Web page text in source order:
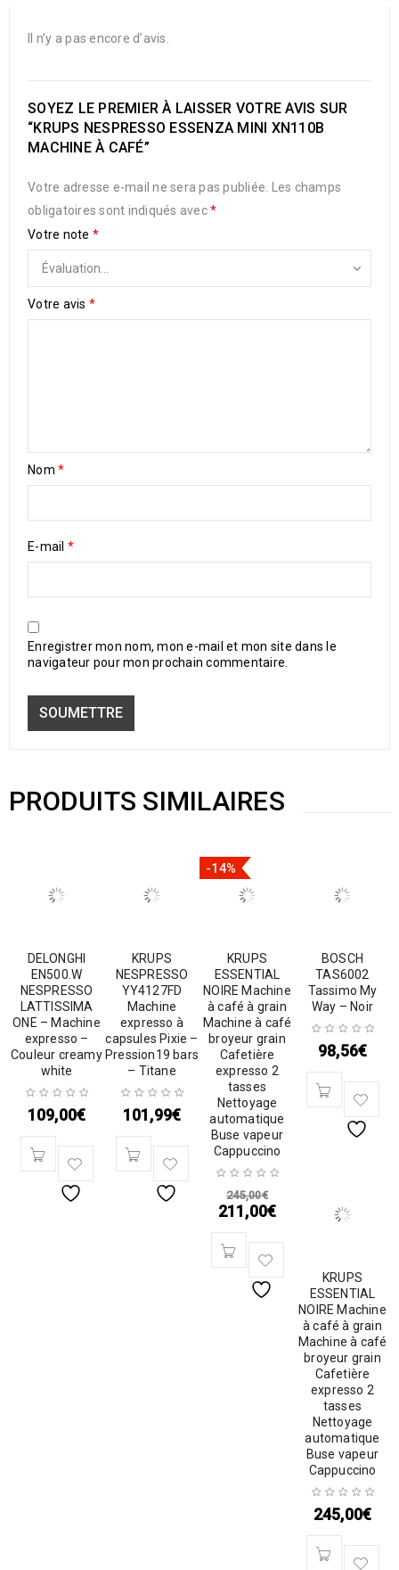
Il n’y a pas encore d’avis.
SOYEZ LE PREMIER À LAISSER VOTRE AVIS SUR
“KRUPS NESPRESSO ESSENZA MINI XN110B
MACHINE À CAFÉ”
Votre adresse e-mail ne sera pas publiée.
Les champs
obligatoires sont indiqués avec*
Votre note *
Votre avis *
Nom *
E-mail *
Enregistrer mon nom, mon e-mail et mon site dans le
navigateur pour mon prochain commentaire.
PRODUITS SIMILAIRES
DELONGHI
EN500.W
NESPRESSO
LATTISSIMA
ONE – Machine
expresso –
Couleur creamy
white
109,00€
KRUPS
NESPRESSO
YY4127FD
Machine
expresso à
capsules Pixie –
Pression19 bars
– Titane
101,99€
-14%
KRUPS
ESSENTIAL
NOIRE Machine
à café à grain
Machine à café
broyeur grain
Cafetière
expresso 2
tasses
Nettoyage
automatique
Buse vapeur
Cappuccino
245,00€
211,00€
BOSCH
TAS6002
Tassimo My
Way – Noir
98,56€
KRUPS
ESSENTIAL
NOIRE Machine
à café à grain
Machine à café
broyeur grain
Cafetière
expresso 2
tasses
Nettoyage
automatique
Buse vapeur
Cappuccino
245,00€